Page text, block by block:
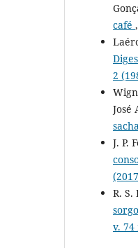
café ,
2
José
J. P.
R. S.
v. 74